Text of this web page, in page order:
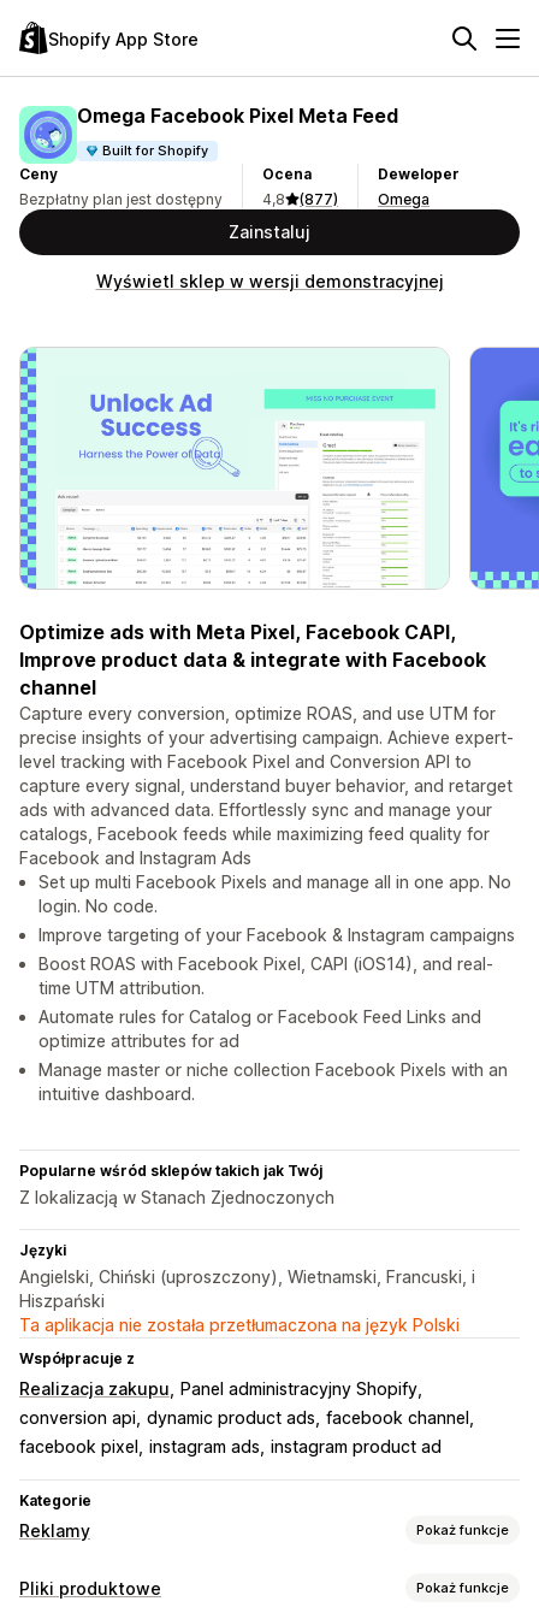
Shopify App Store
Omega Facebook Pixel Meta Feed
Built for Shopify
Ceny
Bezpłatny plan jest dostępny
Ocena
4,8
(877)
Deweloper
Omega
Zainstaluj
Wyświetl sklep w wersji demonstracyjnej
Optimize ads with Meta Pixel, Facebook CAPI,
Improve product data & integrate with Facebook
channel
Capture every conversion, optimize ROAS, and use UTM for
precise insights of your advertising campaign. Achieve expert-
level tracking with Facebook Pixel and Conversion API to
capture every signal, understand buyer behavior, and retarget
ads with advanced data. Effortlessly sync and manage your
catalogs, Facebook feeds while maximizing feed quality for
Facebook and Instagram Ads
Set up multi Facebook Pixels and manage all in one app. No
login. No code.
Improve targeting of your Facebook & Instagram campaigns
Boost ROAS with Facebook Pixel, CAPI (iOS14), and real-
time UTM attribution.
Automate rules for Catalog or Facebook Feed Links and
optimize attributes for ad
Manage master or niche collection Facebook Pixels with an
intuitive dashboard.
Popularne wśród sklepów takich jak Twój
Z lokalizacją w Stanach Zjednoczonych
Języki
Angielski, Chiński (uproszczony), Wietnamski, Francuski, i
Hiszpański
Ta aplikacja nie została przetłumaczona na język Polski
Współpracuje z
Realizacja zakupu
Panel administracyjny Shopify
conversion api dynamic product ads facebook channel
facebook pixel
instagram ads instagram product ad
Kategorie
Reklamy Pokaż funkcje
Targetowanie
Pliki produktowe Pokaż funkcje